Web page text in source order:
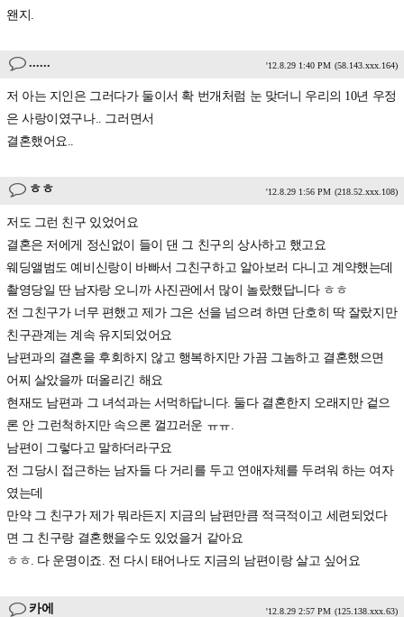
왠지.
...... '12.8.29 1:40 PM (58.143.xxx.164)
저 아는 지인은 그러다가 둘이서 확 번개처럼 눈 맞더니 우리의 10년 우정
은 사랑이였구나.. 그러면서
결혼했어요..
ㅎㅎ '12.8.29 1:56 PM (218.52.xxx.108)
저도 그런 친구 있었어요
결혼은 저에게 정신없이 들이 댄 그 친구의 상사하고 했고요
웨딩앨범도 예비신랑이 바빠서 그친구하고 알아보러 다니고 계약했는데
촬영당일 딴 남자랑 오니까 사진관에서 많이 놀랐했답니다 ㅎㅎ
전 그친구가 너무 편했고 제가 그은 선을 넘으려 하면 단호히 딱 잘랐지만
친구관계는 계속 유지되었어요
남편과의 결혼을 후회하지 않고 행복하지만 가끔 그놈하고 결혼했으면
어찌 살았을까 떠올리긴 해요
현재도 남편과 그 녀석과는 서먹하답니다. 둘다 결혼한지 오래지만 겉으
론 안 그런척하지만 속으론 껄끄러운 ㅠㅠ.
남편이 그렇다고 말하더라구요
전 그당시 접근하는 남자들 다 거리를 두고 연애자체를 두려워 하는 여자
였는데
만약 그 친구가 제가 뭐라든지 지금의 남편만큼 적극적이고 세련되었다
면 그 친구랑 결혼했을수도 있었을거 같아요
ㅎㅎ. 다 운명이죠. 전 다시 태어나도 지금의 남편이랑 살고 싶어요
카에 '12.8.29 2:57 PM (125.138.xxx.63)